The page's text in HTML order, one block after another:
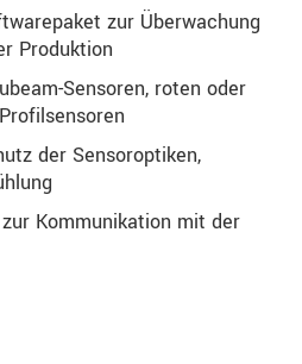
zur Überwachung
Produktion
Sensoren, roten oder
der Sensoroptiken,
Kommunikation mit der